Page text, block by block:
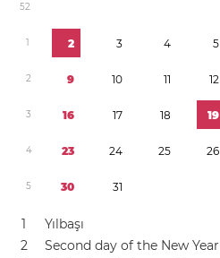
52
1 2 3 4 5
2 9 10 11 12
3 16 17 18 19
4 23 24 25 26
5 30 31
1
Yılbaşı
2
Second day of the New Year